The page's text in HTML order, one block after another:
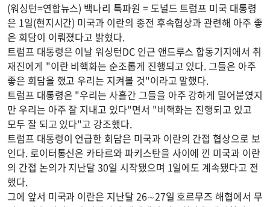
(워싱턴=연합뉴스) 백나리 특파원 = 도널드 트럼프 미국 대통령
은 1일(현지시간) 미국과 이란의 종전 후속협상과 관련해 아주 좋
은 회담이 이뤄졌다고 밝혔다.
트럼프 대통령은 이날 워싱턴DC 인근 앤드루스 합동기지에서 취
재진에게 "이란 비핵화는 순조롭게 진행되고 있다. 그들은 아주
좋은 회담을 했고 우리는 지켜볼 것"이라고 말했다.
트럼프 대통령은 "우리는 사흘간 그들을 아주 강하게 밀어붙였지
만 우리는 아주 잘 지내고 있다"면서 "비핵화는 진행되고 있고
모두 잘 되고 있다"고 강조했다.
트럼프 대통령이 언급한 회담은 미국과 이란의 간접 협상으로 보
인다. 로이터통신은 카타르와 파키스탄을 사이에 낀 미국과 이란
의 간접 논의가 지난달 30일 시작됐으며 1일에도 계속됐다고 전
했다.
그에 앞서 미국과 이란은 지난달 26∼27일 호르무즈 해협에서 무